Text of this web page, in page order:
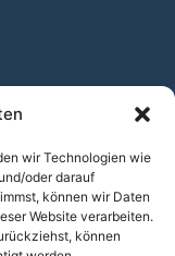
wir Technologien wie
oder darauf
können wir Daten
Website verarbeiten.
können